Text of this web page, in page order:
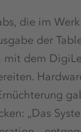
die im
der
dem
„Das